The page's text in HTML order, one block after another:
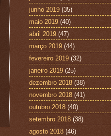
junho 2019 (35)
maio 2019 (40)
abril 2019 (47)
março 2019 (44)
fevereiro 2019 (32)
janeiro 2019 (25)
dezembro 2018 (38)
novembro 2018 (41)
outubro 2018 (40)
setembro 2018 (38)
agosto 2018 (46)